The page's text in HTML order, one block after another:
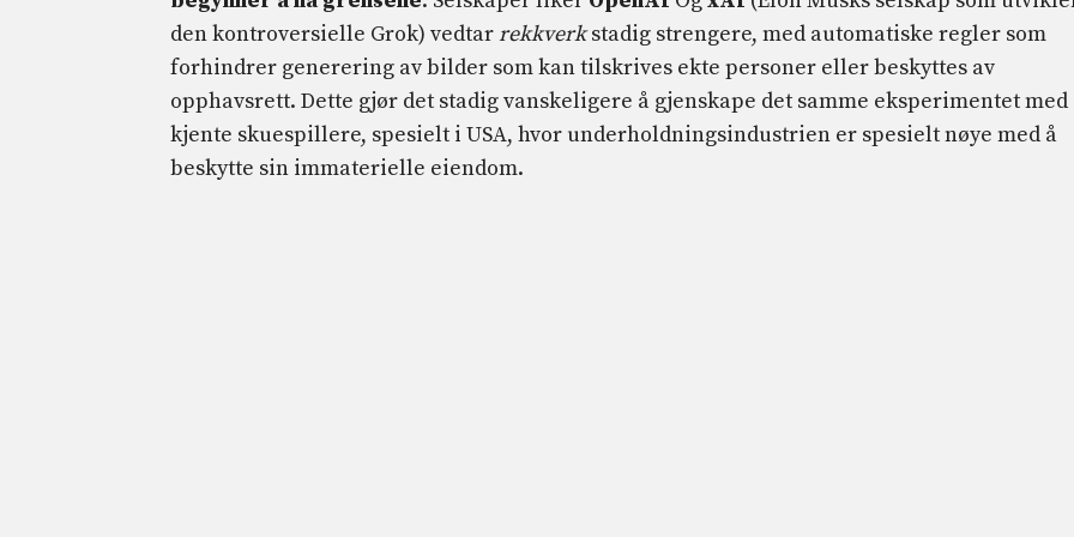
den kontroversielle Grok) vedtarrekkverkstadig strengere, med automatiske regler som
forhindrer generering av bilder som kan tilskrives ekte personer eller beskyttes av
opphavsrett. Dette gjør det stadig vanskeligere å gjenskape det samme eksperimentet med
kjente skuespillere, spesielt i USA, hvor underholdningsindustrien er spesielt nøye med å
beskytte sin immaterielle eiendom.